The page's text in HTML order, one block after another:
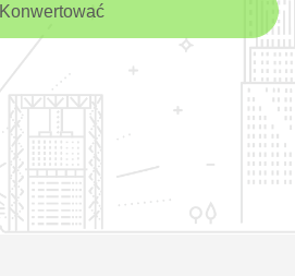
Konwertować